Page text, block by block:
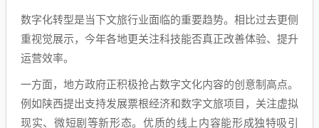
数字化转型是当下文旅行业面临的重要趋势。相比过去更侧
重视觉展示，今年各地更关注科技能否真正改善体验、提升
运营效率。
一方面，地方政府正积极抢占数字文化内容的创意制高点。
例如陕西提出支持发展票根经济和数字文旅项目，关注虚拟
现实、微短剧等新形态。优质的线上内容能形成独特吸引